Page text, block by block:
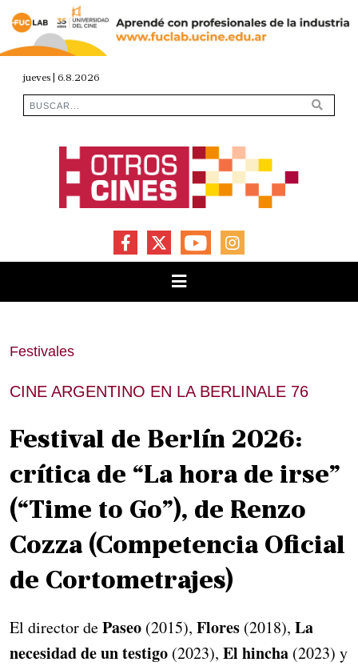
jueves | 6.8.2026
FACEBOOKYOUTUBEINSTAGRAM
Festivales
CINE ARGENTINO EN LA BERLINALE 76
Festival de Berlín 2026:
crítica de “La hora de irse”
(“Time to Go”), de Renzo
Cozza (Competencia Oficial
de Cortometrajes)
El director dePaseo (2015), Flores (2018), La
necesidad de un testigo (2023), El hincha (2023) y